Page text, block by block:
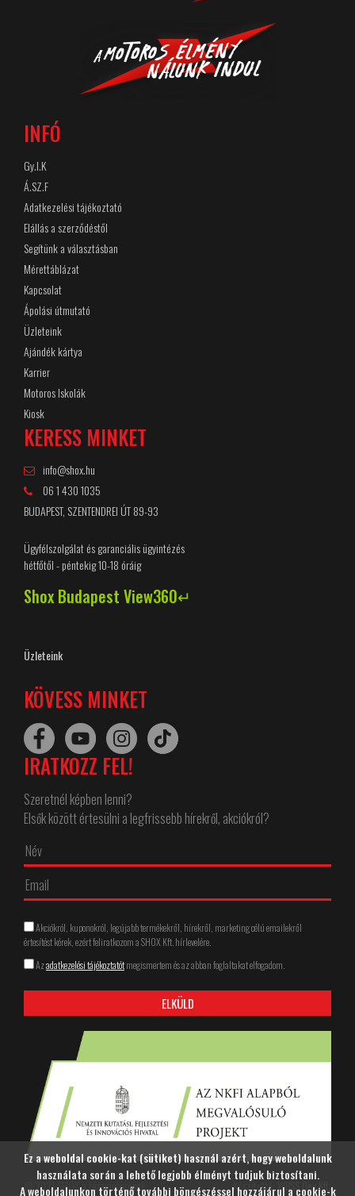
INFÓ
Gy.I.K
Á.SZ.F
Adatkezelési tájékoztató
Elállás a szerződéstől
Segítünk a választásban
Mérettáblázat
Kapcsolat
Ápolási útmutató
Üzleteink
Ajándék kártya
Karrier
Motoros Iskolák
Kiosk
KERESS MINKET
info@shox.hu
06 1 430 1035
BUDAPEST, SZENTENDREI ÚT 89-93
Ügyfélszolgálat és garanciális ügyintézés
hétfőtől - péntekig 10-18 óráig
Shox Budapest View360↵
Üzleteink
KÖVESS MINKET
IRATKOZZ FEL!
Szeretnél képben lenni?
Elsők között értesülni a legfrissebb hírekről, akciókról?
Akciókról, kuponokról, legújabb termékekről, hírekről, marketing célú emailekről
értesítést kérek, ezért feliratkozom a SHOX Kft. hírlevelére.
Azadatkezelési tájékoztatótmegismertem és az abban foglaltakat elfogadom.
@ 2021 SHOX a túramotorosok
Készítette:WBSS Dev Kft.
Ez a weboldal cookie-kat (sütiket) használ azért, hogy weboldalunk
használata során a lehető legjobb élményt tudjuk biztosítani.
A weboldalunkon történő további böngészéssel hozzájárul a cookie-k